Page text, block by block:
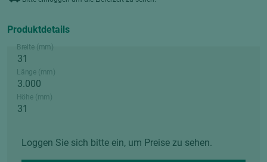
Produktdetails
Breite (mm)
Länge (mm)
Höhe (mm)
Loggen Sie sich bitte ein, um Preise zu sehen.